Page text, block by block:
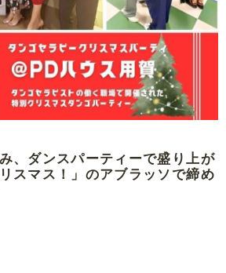
、ダンスパーティーで盛り上が
スマス！」のアブラッソで締め